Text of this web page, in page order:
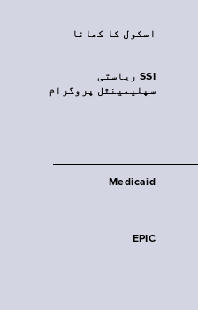
اسکول کا کھانا
SSI ریاستی
سپلیمینٹل پروگرام
Medicaid
EPIC